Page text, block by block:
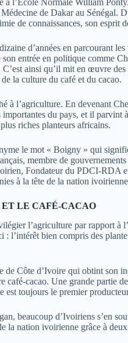
à l’Ecole Normale William
de Dakar au Sénégal.
de connaissances, son esprit
d’années en parcourant
entrée en politique comme
ainsi qu’il mit en œuvre des
la culture du café et du cacao.
à l’agriculture. En devenant
du pays, et il parvint
riches planteurs africains.
le mot « Boigny » qui
membre de
Fondateur du PDCI-RDA
à la tête de la nation
LE CAFÉ-CACAO
l’agriculture par rapport à
l’intérêt bien compris des
Côte d’Ivoire qui obtint son
café-cacao. Une grande partie
toujours le premier
beaucoup d’Ivoiriens s’en
la nation ivoirienne grâce à